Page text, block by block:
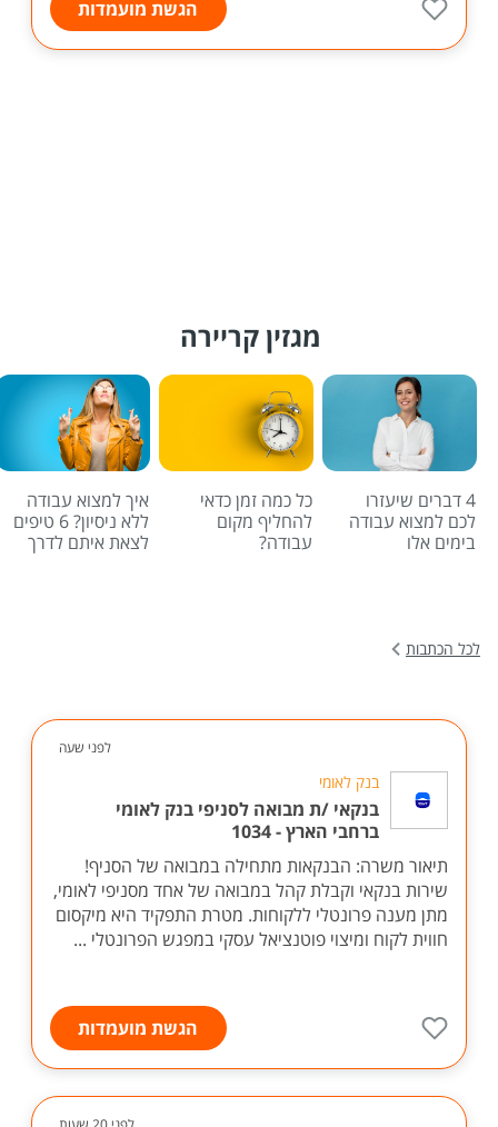
הגשת מועמדות
מגזין קריירה
4 דברים שיעזרו
לכם למצוא עבודה
בימים אלו
כל כמה זמן כדאי
להחליף מקום
עבודה?
איך למצוא עבודה
ללא ניסיון? 6 טיפים
לצאת איתם לדרך
לכל הכתבות
לפני שעה
בנק לאומי
בנקאי /ת מבואה לסניפי בנק לאומי
ברחבי הארץ - 1034
תיאור משרה: הבנקאות מתחילה במבואה של הסניף!
שירות בנקאי וקבלת קהל במבואה של אחד מסניפי לאומי,
מתן מענה פרונטלי ללקוחות. מטרת התפקיד היא מיקסום
חווית לקוח ומיצוי פוטנציאל עסקי במפגש הפרונטלי ...
הגשת מועמדות